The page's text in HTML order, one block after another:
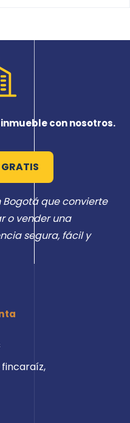
que convierte
o vender una
segura, fácil y
con nosotros.